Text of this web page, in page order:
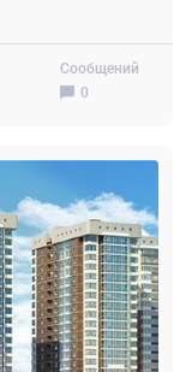
Сообщений
0